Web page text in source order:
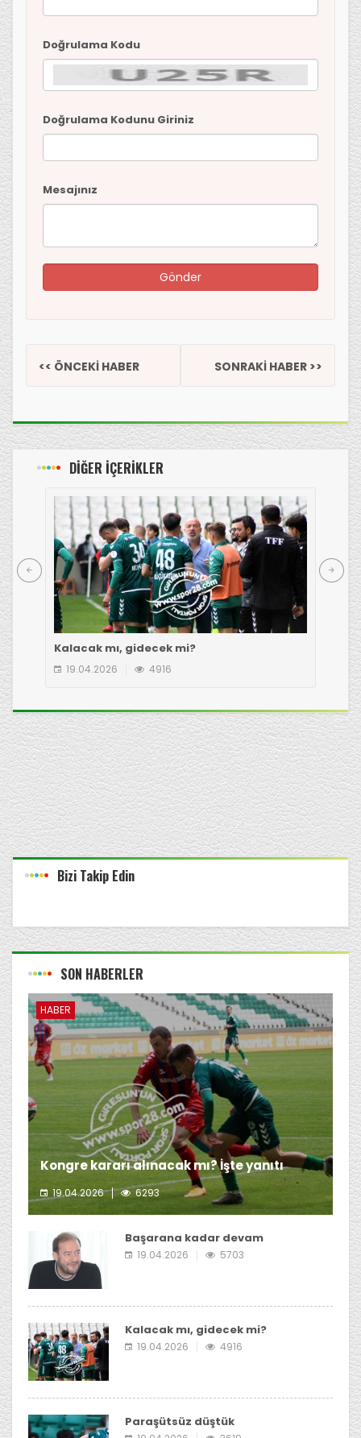
Doğrulama Kodu
Doğrulama Kodunu Giriniz
Mesajınız
<< ÖNCEKİ HABER SONRAKİ HABER >>
DİĞER İÇERİKLER
Kalacak mı, gidecek mi?
19.04.2026 4916
Bizi Takip Edin
SON HABERLER
HABER
Kongre kararı alınacak mı? İşte yanıtı
19.04.2026 6293
Giresunspor Başkanı Emin Eltuğral'ın kongre kararı
Başarana kadar devam
19.04.2026 5703
Kalacak mı, gidecek mi?
19.04.2026 4916
Paraşütsüz düştük